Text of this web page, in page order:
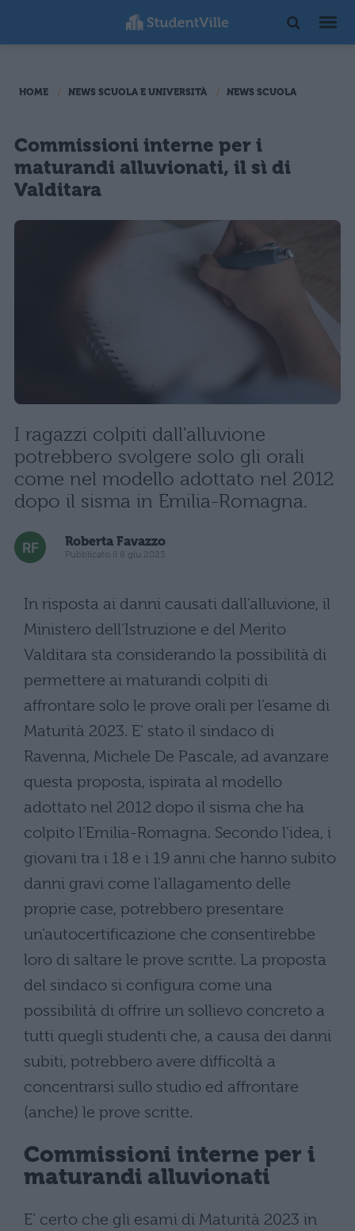
HOME NEWS SCUOLA E UNIVERSITÀ NEWS SCUOLA
Commissioni interne per i
maturandi alluvionati, il sì di
Valditara
I ragazzi colpiti dall'alluvione
potrebbero svolgere solo gli orali
come nel modello adottato nel 2012
dopo il sisma in Emilia-Romagna.
Roberta Favazzo
Pubblicato il 8 giu 2023
In risposta ai danni causati dall’alluvione, il
Ministero dell’Istruzione e del Merito
Valditara sta considerando la possibilità di
permettere ai maturandi colpiti di
affrontare solo le prove orali per l’esame di
Maturità 2023. E’ stato il sindaco di
Ravenna, Michele De Pascale, ad avanzare
questa proposta, ispirata al modello
adottato nel 2012 dopo il sisma che ha
colpito l’Emilia-Romagna. Secondo l’idea, i
giovani tra i 18 e i 19 anni che hanno subito
danni gravi come l’allagamento delle
proprie case, potrebbero presentare
un’autocertificazione che consentirebbe
loro di saltare le prove scritte. La proposta
del sindaco si configura come una
possibilità di offrire un sollievo concreto a
tutti quegli studenti che, a causa dei danni
subiti, potrebbero avere difficoltà a
concentrarsi sullo studio ed affrontare
(anche) le prove scritte.
Commissioni interne per i
maturandi alluvionati
E’ certo che gli esami di Maturità 2023 in